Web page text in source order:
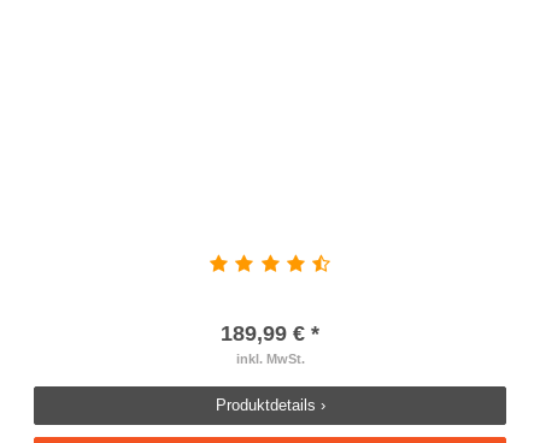
189,99 € *
inkl. MwSt.
Produktdetails ›